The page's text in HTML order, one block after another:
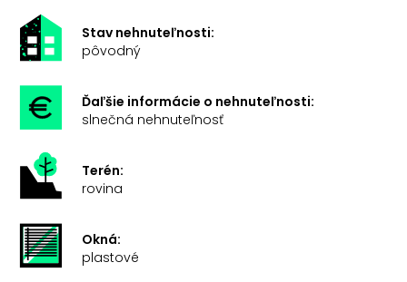
Stav nehnuteľnosti:
pôvodný
Ďaľšie informácie o nehnuteľnosti:
slnečná nehnuteľnosť
Terén:
rovina
Okná:
plastové